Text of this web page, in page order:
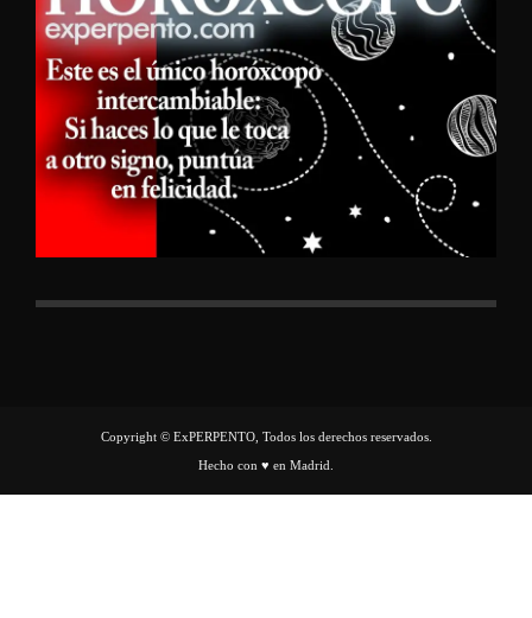
Copyright © ExPERPENTO, Todos los derechos reservados.
Hecho con ♥ en Madrid.